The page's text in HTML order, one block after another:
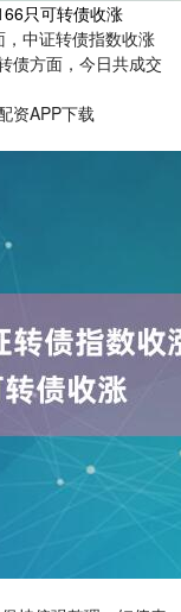
只可转债收涨
中证转债指数收涨
债方面，今日共成交
资APP下载